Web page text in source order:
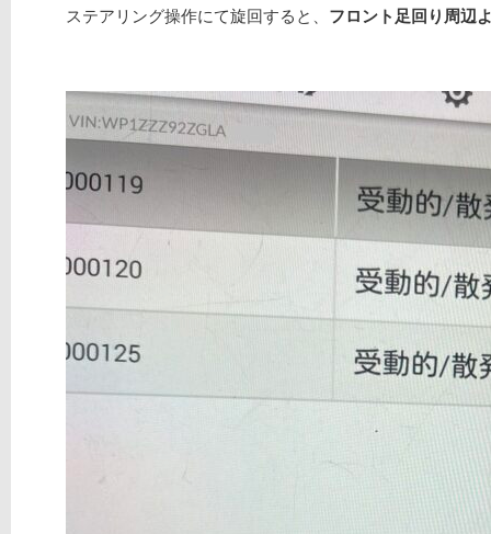
ステアリング操作にて旋回すると、 フロント足回り周辺